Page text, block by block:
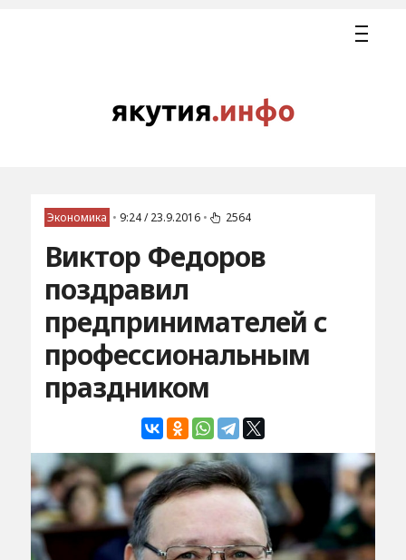
Экономика • 9:24 / 23.9.2016 • 2564
Виктор Федоров
поздравил
предпринимателей с
профессиональным
праздником